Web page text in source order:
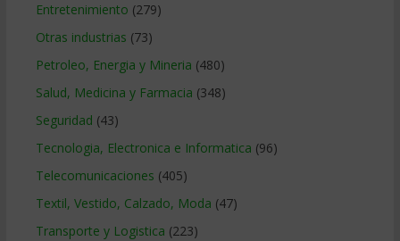
Entretenimiento (279)
Otras industrias (73)
Petroleo, Energia y Mineria (480)
Salud, Medicina y Farmacia (348)
Seguridad (43)
Tecnologia, Electronica e Informatica (96)
Telecomunicaciones (405)
Textil, Vestido, Calzado, Moda (47)
Transporte y Logistica (223)